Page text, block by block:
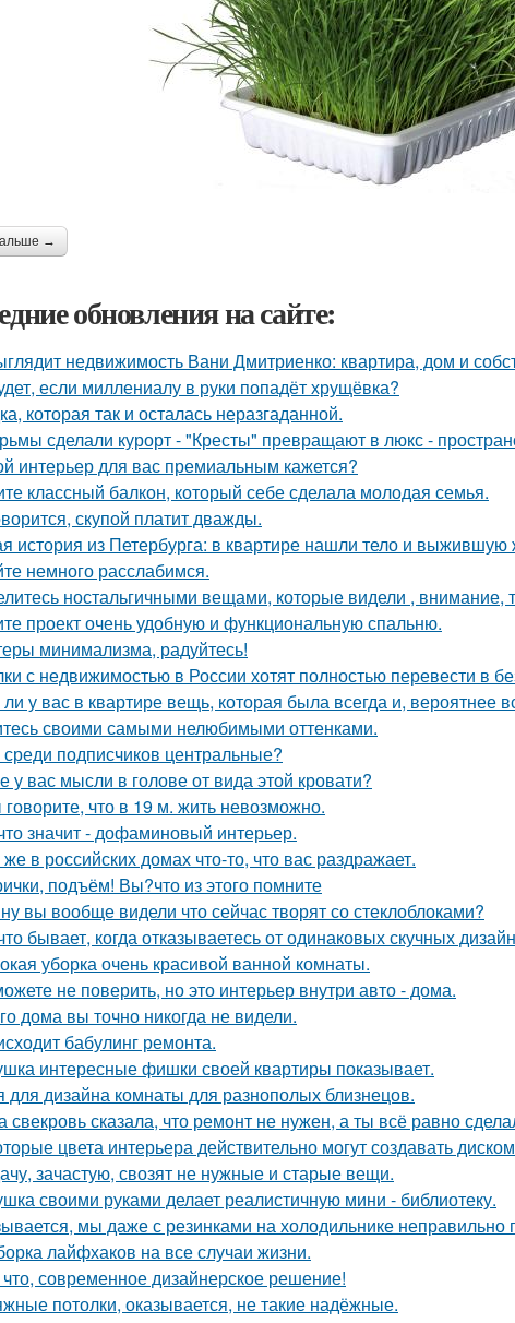
→
обновления на сайте:
недвижимость Вани Дмитриенко: квартира, дом и
если миллениалу в руки попадёт хрущёвка?
которая так и осталась неразгаданной.
сделали курорт - "Кресты" превращают в люкс -
интерьер для вас премиальным кажется?
классный балкон, который себе сделала молодая семья.
скупой платит дважды.
история из Петербурга: в квартире нашли тело и
немного расслабимся.
ностальгичными вещами, которые видели , внимание,
проект очень удобную и функциональную спальню.
минимализма, радуйтесь!
с недвижимостью в России хотят полностью перевести в
ли у вас в квартире вещь, которая была всегда и, вероятнее
своими самыми нелюбимыми оттенками.
среди подписчиков центральные?
у вас мысли в голове от вида этой кровати?
что в 19 м. жить невозможно.
значит - дофаминовый интерьер.
же в российских домах что-то, что вас раздражает.
подъём! Вы?что из этого помните
вы вообще видели что сейчас творят со стеклоблоками?
бывает, когда отказываетесь от одинаковых скучных
уборка очень красивой ванной комнаты.
не поверить, но это интерьер внутри авто - дома.
дома вы точно никогда не видели.
бабулинг ремонта.
интересные фишки своей квартиры показывает.
для дизайна комнаты для разнополых близнецов.
свекровь сказала, что ремонт не нужен, а ты всё равно
цвета интерьера действительно могут создавать
зачастую, свозят не нужные и старые вещи.
своими руками делает реалистичную мини - библиотеку.
мы даже с резинками на холодильнике неправильно
лайфхаков на все случаи жизни.
современное дизайнерское решение!
потолки, оказывается, не такие надёжные.